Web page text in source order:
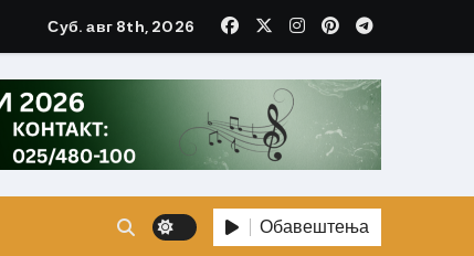
Суб. авг 8th, 2026
Обавештења